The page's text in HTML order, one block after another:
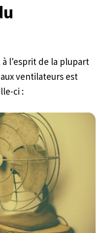
l'esprit de la plupart
ventilateurs est
ci :